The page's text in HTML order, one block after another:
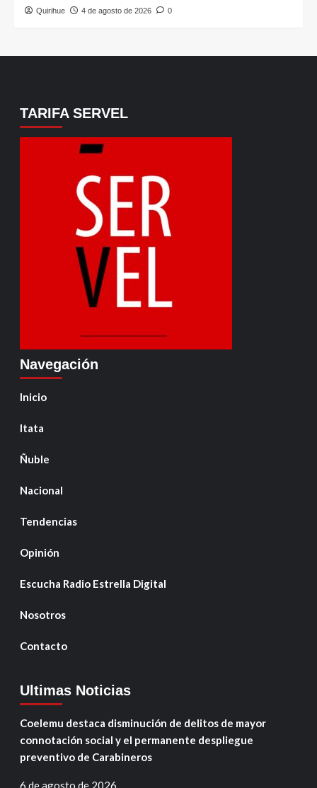
Quirihue 4 de agosto de 2026 0
TARIFA SERVEL
Navegación
Inicio
Itata
Ñuble
Nacional
Tendencias
Opinión
Escucha Radio Estrella Digital
Nosotros
Contacto
Ultimas Noticias
Coelemu destaca disminución de delitos de mayor
connotación social y el permanente despliegue
preventivo de Carabineros
6 de agosto de 2026